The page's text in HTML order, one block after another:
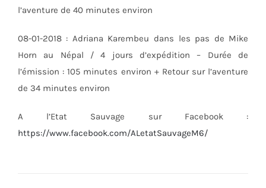
l’aventure de 40 minutes environ
08-01-2018 : Adriana Karembeu dans les pas de Mike
Horn au Népal / 4 jours d’expédition – Durée de
l’émission : 105 minutes environ + Retour sur l’aventure
de 34 minutes environ
A l’Etat Sauvage sur Facebook :
https://www.facebook.com/ALetatSauvageM6/